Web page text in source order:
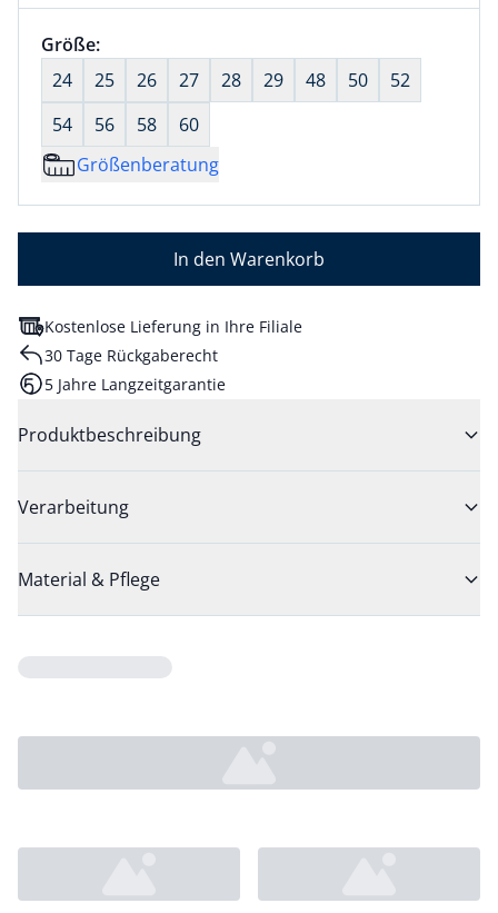
Größenauswahl:
Größe:nichts ausgewählt
24
25 26 27 28 29 48 50
52
54
56 58
60
Größenberatung
In den Warenkorb
Kostenlose Lieferung in Ihre Filiale
30 Tage Rückgaberecht
5 Jahre Langzeitgarantie
Produktbeschreibung
Verarbeitung
Material & Pflege